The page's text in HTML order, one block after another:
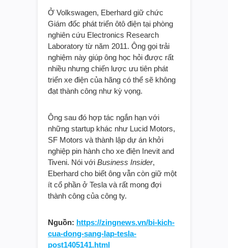
Ở Volkswagen, Eberhard giữ chức
Giám đốc phát triển ôtô điện tại phòng
nghiên cứu Electronics Research
Laboratory từ năm 2011. Ông gọi trải
nghiệm này giúp ông học hỏi được rất
nhiều nhưng chiến lược ưu tiên phát
triển xe điện của hãng có thể sẽ không
đạt thành công như kỳ vọng.
Ông sau đó hợp tác ngắn hạn với
những startup khác như Lucid Motors,
SF Motors và thành lập dự án khởi
nghiệp pin hành cho xe điện Inevit and
Tiveni. Nói với Business Insider,
Eberhard cho biết ông vẫn còn giữ một
ít cổ phần ở Tesla và rất mong đợi
thành công của công ty.
Nguồn: https://zingnews.vn/bi-kich-
cua-dong-sang-lap-tesla-
post1405141.html